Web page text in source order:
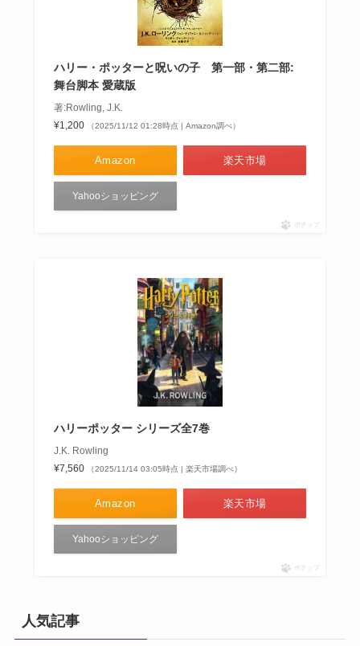
ハリー・ポッターと呪いの子 第一部・第二部:
舞台脚本 愛蔵版
著:Rowling, J.K.
¥1,200
（2025/11/12 01:28時点 | Amazon調べ）
Amazon 楽天市場
Yahooショッピング
ポチップ
ハリーポッター シリーズ全7巻
J.K. Rowling
¥7,560
（2025/11/14 03:05時点 | 楽天市場調べ）
Amazon 楽天市場
Yahooショッピング
ポチップ
人気記事